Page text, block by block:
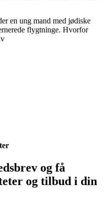
en ung mand med jødiske
flygtninge. Hvorfor
og få
og tilbud i din